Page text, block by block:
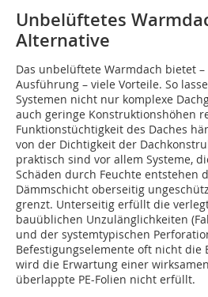
Unbelüftetes
Alternative
Das unbelüftete Warmdach bietet
Ausführung – viele Vorteile. So
Systemen nicht nur komplexe
auch geringe Konstruktionshöhen
Funktionstüchtigkeit des Daches
von der Dichtigkeit der
praktisch sind vor allem Systeme,
Schäden durch Feuchte entstehen
Dämmschicht oberseitig
grenzt. Unterseitig erfüllt die
bauüblichen Unzulänglichkeiten
und der systemtypischen
Befestigungselemente oft nicht die
wird die Erwartung einer
überlappte PE-Folien nicht erfüllt.